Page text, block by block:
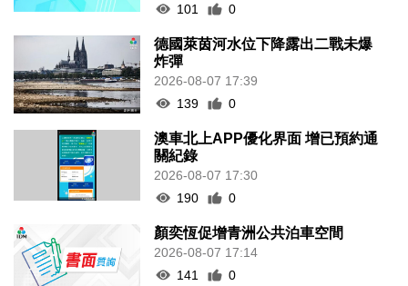
101
0
德國萊茵河水位下降露出二戰未爆
炸彈
2026-08-07 17:39
139
0
澳車北上APP優化界面 增已預約通
關紀錄
2026-08-07 17:30
190
0
顏奕恆促增青洲公共泊車空間
2026-08-07 17:14
141
0